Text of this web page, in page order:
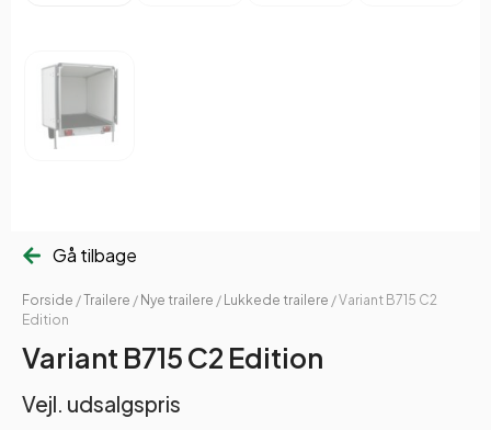
Gå tilbage
Forside /Trailere / Nye trailere / Lukkede trailere / Variant B715 C2
Edition
Variant B715 C2 Edition
Vejl. udsalgspris